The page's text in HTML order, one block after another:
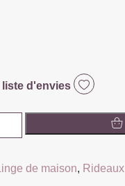
liste d'envies
de maison, Rideaux